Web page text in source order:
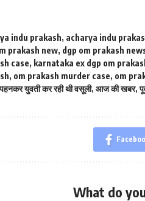
indu prakash, acharya indu
prakash new, dgp om prakash
case, karnataka ex dgp om
, om prakash murder case, om
पहनकर युवती कर रही थी वसूली, आज की खबर,
What do